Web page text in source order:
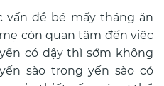
vấn đề bé mấy tháng ăn
còn quan tâm đến việc
có dậy thì sớm không
sào trong yến sào có